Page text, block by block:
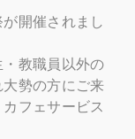
開催されまし
教職員以外の
勢の方にご来
フェサービス